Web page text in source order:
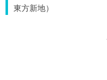
東方新地）